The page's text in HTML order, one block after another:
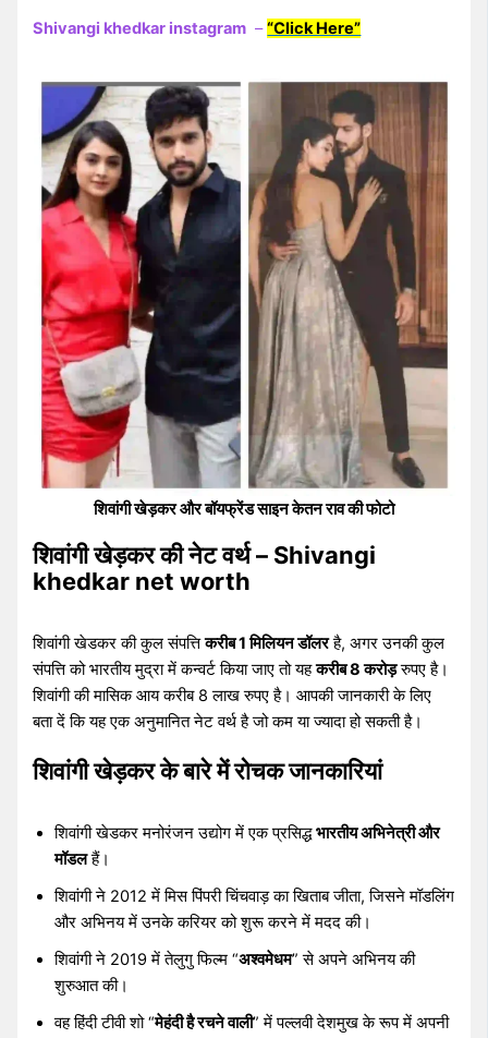
Shivangi khedkar instagram –“Click Here”
शिवांगी खेड़कर और बॉयफ्रेंड साइन केतन राव की फोटो
शिवांगी खेड़कर की नेट वर्थ – Shivangi
khedkar net worth
शिवांगी खेडकर की कुल संपत्तिकरीब 1 मिलियन डॉलरहै, अगर उनकी कुल
संपत्ति को भारतीय मुद्रा में कन्वर्ट किया जाए तो यहकरीब 8 करोड़रुपए है।
शिवांगी की मासिक आय करीब 8 लाख रुपए है। आपकी जानकारी के लिए
बता दें कि यह एक अनुमानित नेट वर्थ है जो कम या ज्यादा हो सकती है।
शिवांगी खेड़कर के बारे में रोचक जानकारियां
शिवांगी खेडकर मनोरंजन उद्योग में एक प्रसिद्धभारतीय अभिनेत्री और
मॉडलहैं।
शिवांगी ने 2012 में मिस पिंपरी चिंचवाड़ का खिताब जीता, जिसने मॉडलिंग
और अभिनय में उनके करियर को शुरू करने में मदद की।
शिवांगी ने 2019 में तेलुगु फिल्म “अश्वमेधम” से अपने अभिनय की
शुरुआत की।
वह हिंदी टीवी शो “मेहंदी है रचने वाली” में पल्लवी देशमुख के रूप में अपनी